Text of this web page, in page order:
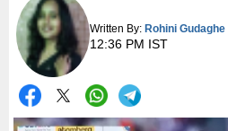
Written By: Rohini Gudaghe
12:36 PM IST